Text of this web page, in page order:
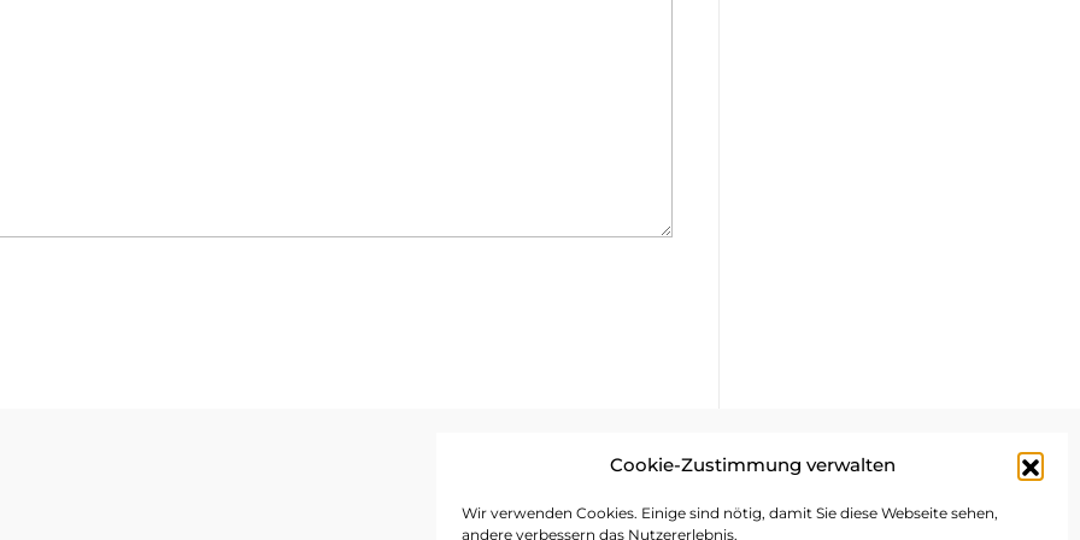
Cookie-Zustimmung verwalten
Wir verwenden Cookies. Einige sind nötig, damit Sie diese Webseite sehen,
andere verbessern das Nutzererlebnis.